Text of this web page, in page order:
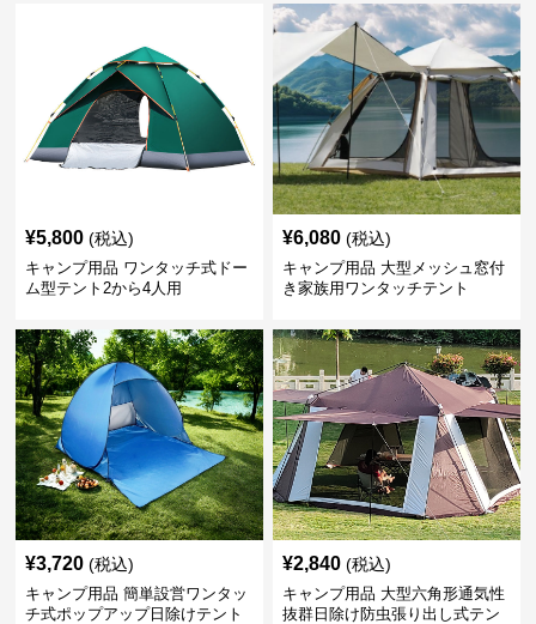
¥5,800 (税込)
キャンプ用品 ワンタッチ式ドー
ム型テント2から4人用
¥6,080 (税込)
キャンプ用品 大型メッシュ窓付
き家族用ワンタッチテント
¥3,720 (税込)
キャンプ用品 簡単設営ワンタッ
チ式ポップアップ日除けテント
¥2,840 (税込)
キャンプ用品 大型六角形通気性
抜群日除け防虫張り出し式テン